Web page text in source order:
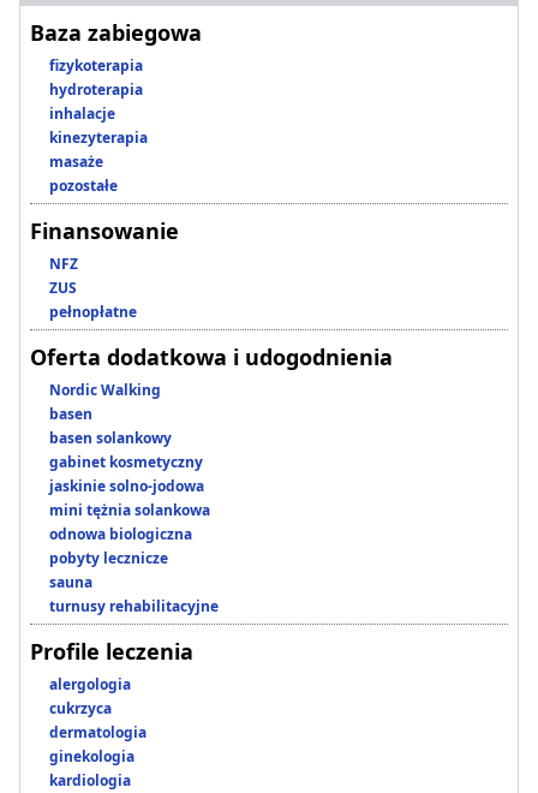
Baza zabiegowa
fizykoterapia
hydroterapia
inhalacje
kinezyterapia
masaże
pozostałe
Finansowanie
NFZ
ZUS
pełnopłatne
Oferta dodatkowa i udogodnienia
Nordic Walking
basen
basen solankowy
gabinet kosmetyczny
jaskinie solno-jodowa
mini tężnia solankowa
odnowa biologiczna
pobyty lecznicze
sauna
turnusy rehabilitacyjne
Profile leczenia
alergologia
cukrzyca
dermatologia
ginekologia
kardiologia